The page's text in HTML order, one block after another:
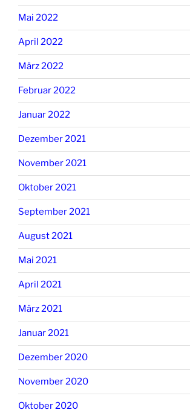
Mai 2022
April 2022
März 2022
Februar 2022
Januar 2022
Dezember 2021
November 2021
Oktober 2021
September 2021
August 2021
Mai 2021
April 2021
März 2021
Januar 2021
Dezember 2020
November 2020
Oktober 2020